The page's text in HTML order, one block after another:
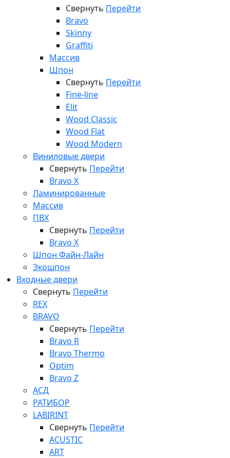
Свернуть Перейти
Bravo
Skinny
Graffiti
Массив
Шпон
Свернуть Перейти
Fine-line
Elit
Wood Classic
Wood Flat
Wood Modern
Виниловые двери
Свернуть Перейти
Bravo X
Ламинированные
Массив
ПВХ
Свернуть Перейти
Bravo X
Шпон Файн-Лайн
Экошпон
Входные двери
Свернуть Перейти
REX
BRAVO
Свернуть Перейти
Bravo R
Bravo Thermo
Optim
Bravo Z
АСД
РАТИБОР
LABIRINT
Свернуть Перейти
ACUSTIC
ART